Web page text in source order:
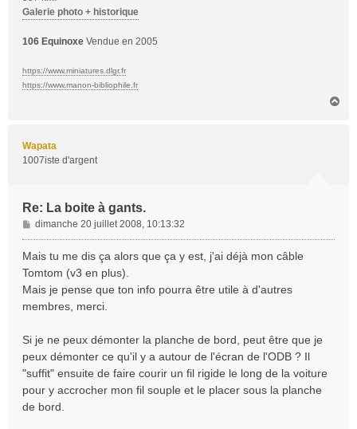
Galerie photo + historique
106 Equinoxe Vendue en 2005
https://www.miniatures.dlgr.fr
https://www.manon-bibliophile.fr
Wapata
1007iste d'argent
Re: La boite à gants.
M
e
s
g
e
dimanche 20 juillet 2008, 10:13:32
Mais tu me dis ça alors que ça y est, j'ai déjà mon câble
Tomtom (v3 en plus).
Mais je pense que ton info pourra être utile à d'autres
membres, merci.
Si je ne peux démonter la planche de bord, peut être que je
peux démonter ce qu'il y a autour de l'écran de l'ODB ? Il
"suffit" ensuite de faire courir un fil rigide le long de la voiture
pour y accrocher mon fil souple et le placer sous la planche
de bord.